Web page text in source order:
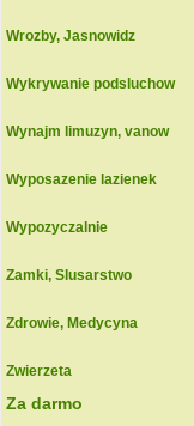
Wrozby, Jasnowidz
Wykrywanie podsluchow
Wynajm limuzyn, vanow
Wyposazenie lazienek
Wypozyczalnie
Zamki, Slusarstwo
Zdrowie, Medycyna
Zwierzeta
Za darmo